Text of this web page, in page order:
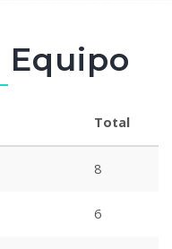
Equipo
Total
8
6